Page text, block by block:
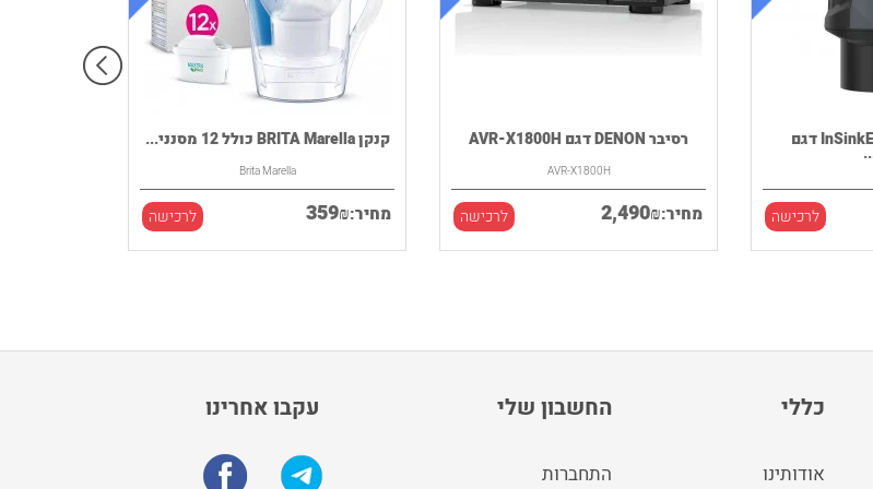
קנקן BRITA Marella כולל 12 מסנני...
Brita Marella
מחיר: 359₪ לרכישה
רסיבר DENON דגם AVR-X1800H
AVR-X1800H
מחיר: 2,490₪ לרכישה
טוחן אשפה InSinkErator דגם
לרכישה
עקבו אחרינו החשבון שלי
התחברות
כללי
אודותינו